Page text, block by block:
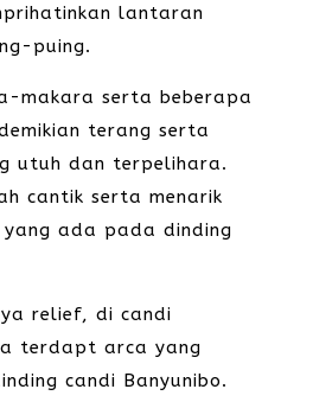
lantaran
puing.
makara serta beberapa
terang serta
utuh dan terpelihara.
cantik serta menarik
ada pada dinding
relief, di candi
terdapt arca yang
candi Banyunibo.